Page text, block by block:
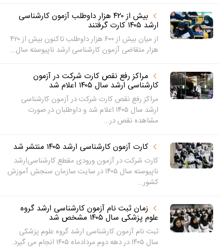
بیش از ۴۲۰ هزار داوطلب آزمون کارشناسی
ارشد ۱۴۰۵ کارت گرفتند
از میان بیش از ۶۰۰ هزار داوطلب تاکنون بیش از ۴۲۰
هزار متقاضی آزمون کارشناسی ارشد ناپیوسته سال...
مراکز رفع نقص کارت شرکت در آزمون
کارشناسی ارشد سال ۱۴۰۵ اعلام شد
مراکز رفع نقص کارت شرکت در آزمون کارشناسی
ارشد سال ۱۴۰۵ اعلام شد و داوطلبان در صورت
مشاهده نقص در...
کارت آزمون کارشناسی ارشد ۱۴۰۵ منتشر شد
کارت شرکت در آزمون‌ ورودی مقطع کارشناسی‌ارشد
ناپیوسته‌ سال‌ ۱۴۰۵ در سایت سازمان سنجش آموزش
کشور...
زمان ثبت نام آزمون کارشناسی ارشد گروه
علوم پزشکی سال ۱۴۰۵ مشخص شد
ثبت نام آزمون کارشناسی ارشد گروه علوم پزشکی
سال ۱۴۰۵ در دهه دوم مردادماه ۱۴۰۵ انجام می گیرد.